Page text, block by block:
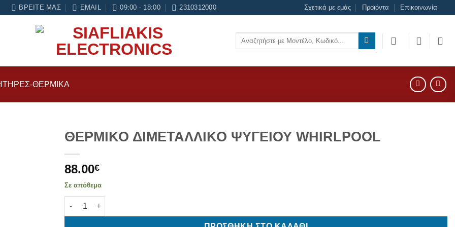
6 μήνες εγγύηση σε κάθε εργασία Service
ΒΡΕΊΤΕ ΜΑΣ EMAIL 09:00 - 18:00 2310312000 Σχετικά με εμάς Προϊόντα Επικοινωνία
Αναζήτηση
ΘΕΡΜΙΚΆ
ΘΕΡΜΙΚΟ ΔΙΜΕΤΑΛΛΙΚΟ ΨΥΓΕΙΟΥ WHIRLPOOL
88.00€
Σε απόθεμα
ΘΕΡΜΙΚΟ ΔΙΜΕΤΑΛΛΙΚΟ ΨΥΓΕΙΟΥ WHIRLPOOL ποσότητα